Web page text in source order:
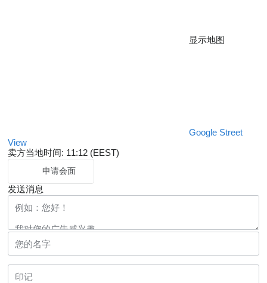
显示地图
Google Street
View
卖方当地时间: 11:12 (EEST)
申请会面
发送消息